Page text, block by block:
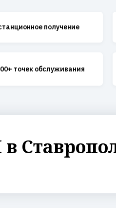
получение
точек обслуживания